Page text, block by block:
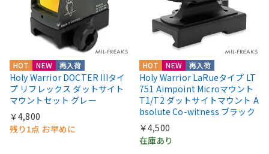
HOT NEW 再入荷
Holy Warrior DOCTER IIIタイ
プ リフレックス ダットサイト
マウントセット グレー
￥4,800
残り1点 お早めに
HOT NEW 再入荷
Holy Warrior LaRueタイプ LT
751 Aimpoint Microマウント
T1/T2 ダットサイトマウント A
bsolute Co-witness ブラック
￥4,500
在庫あり